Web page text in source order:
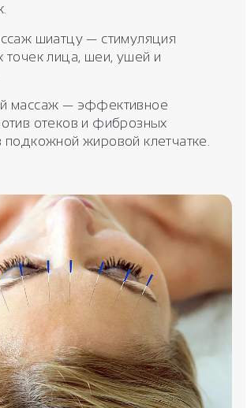
шиатцу — стимуляция
точек лица, шеи, ушей и
массаж — эффективное
отеков и фиброзных
подкожной жировой клетчатке.